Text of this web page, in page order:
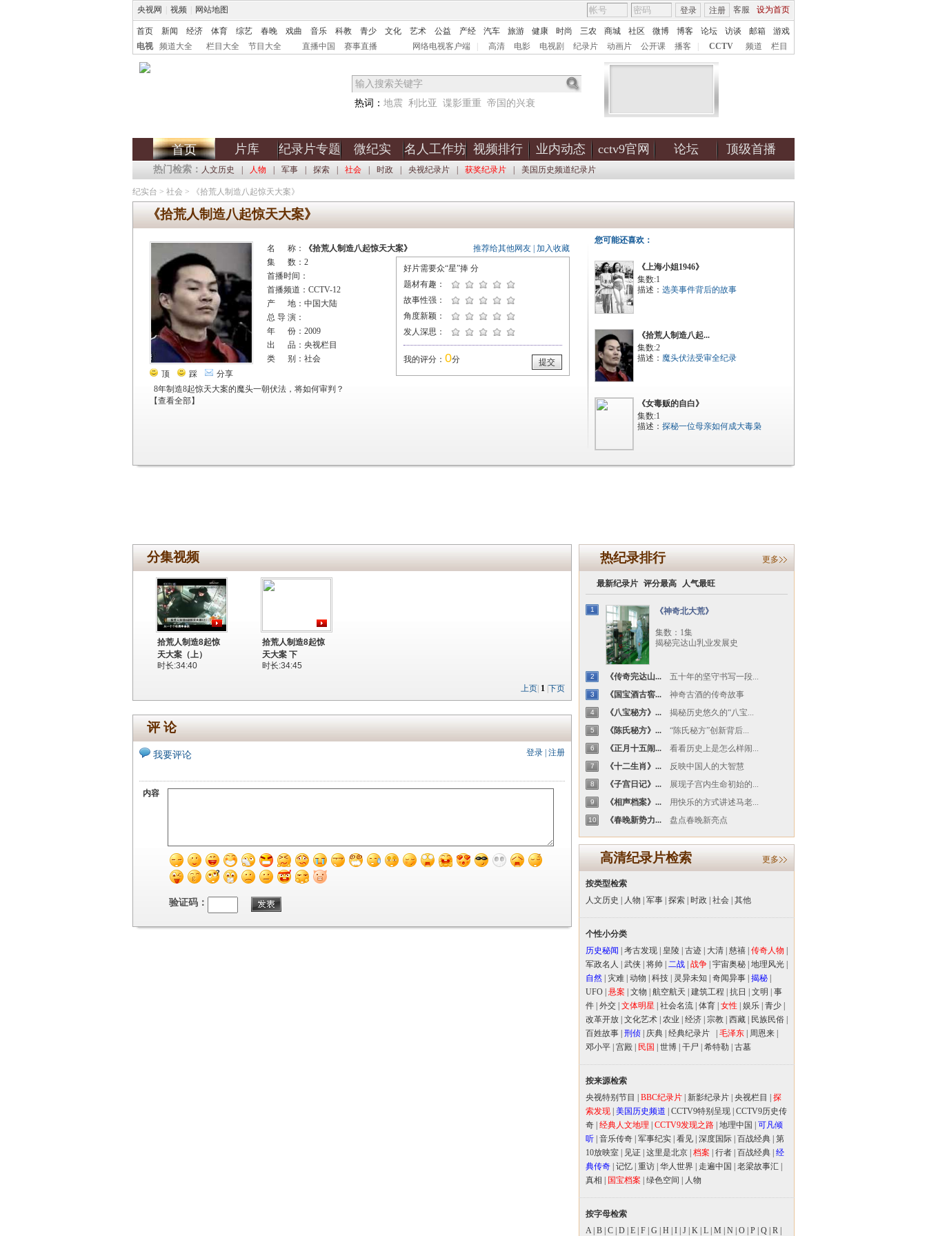
央视网 视频 网站地图 客服 设为首页
登录 注册
首页 新闻 经济 体育 综艺 春晚 戏曲 音乐 科教 青少 文化 艺术 公益 产经 汽车 旅游 健康 时尚 三农 商城 社区 微博 博客 论坛 访谈 邮箱
游戏
电视
频道大全 栏目大全 节目大全 直播中国 赛事直播 网络电视客户端 高清 电影 电视剧 纪录片 动画片 公开课 播客 CCTV 频道 栏目
热词： 地震 利比亚 谍影重重 帝国的兴衰
首页 片库 纪录片专题 微纪实 名人工作坊 视频排行 业内动态 cctv9官网 论坛 顶级首播
热门检索： 人文历史 人物 军事 探索 社会 时政 央视纪录片 获奖纪录片 美国历史频道纪录片
纪实台 > 社会 > 《拾荒人制造八起惊天大案》
《拾荒人制造八起惊天大案》
顶 踩 分享
名 称：
《拾荒人制造八起惊天大案》
集 数：2
首播时间：
首播频道：CCTV-12
产 地：中国大陆
总 导 演：
年 份：2009
出 品：央视栏目
类 别：社会
8年制造8起惊天大案的魔头一朝伏法，将如何审判？
【查看全部】
推荐给其他网友 加入收藏
好片需要众“星”捧 分
题材有趣：
故事性强：
角度新颖：
发人深思：
我的评分： 0分 提交
您可能还喜欢：
《上海小姐1946》
集数:1
描述： 选美事件背后的故事
《拾荒人制造八起...
集数:2
描述： 魔头伏法受审全纪录
《女毒贩的自白》
集数:1
描述： 探秘一位母亲如何成大毒枭
分集视频
拾荒人制造8起惊
天大案（上）
时长:34:40
拾荒人制造8起惊
天大案 下
时长:34:45
上页 1 下页
评 论
登录 注册
我要评论
内容
验证码：
热纪录排行 更多
最新纪录片 评分最高 人气最旺
1 《神奇北大荒》
集数：1集
揭秘完达山乳业发展史
2 《传奇完达山... 五十年的坚守书写一段...
3 《国宝酒古窖... 神奇古酒的传奇故事
4 《八宝秘方》... 揭秘历史悠久的“八宝...
5 《陈氏秘方》... “陈氏秘方”创新背后...
6 《正月十五闹... 看看历史上是怎么样闹...
7 《十二生肖》... 反映中国人的大智慧
8 《子宫日记》... 展现子宫内生命初始的...
9 《相声档案》... 用快乐的方式讲述马老...
10 《春晚新势力... 盘点春晚新亮点
高清纪录片检索 更多
按类型检索
人文历史
人物 军事 探索 时政 社会 其他
个性小分类
历史秘闻
考古发现 皇陵 古迹 大清 慈禧 传奇人物
军政名人
武侠 将帅 二战 战争 宇宙奥秘 地理风光
自然
灾难 动物 科技 灵异未知 奇闻异事 揭秘
UFO 悬案 文物 航空航天 建筑工程 抗日 文明
事
件 外交 文体明星 社会名流 体育 女性 娱乐 青少
改革开放 文化艺术 农业 经济 宗教 西藏 民族民俗
百姓故事 刑侦 庆典 经典纪录片 毛泽东 周恩来
邓小平 宫殿 民国 世博 干尸 希特勒 古墓
按来源检索
央视特别节目
BBC纪录片 新影纪录片 央视栏目
探
索发现 美国历史频道 CCTV9特别呈现 CCTV9历史传
奇 经典人文地理 CCTV9发现之路 地理中国
可凡倾
听 音乐传奇 军事纪实 看见 深度国际 百战经典 第
10放映室
见证 这里是北京 档案 行者 百战经典 经
典传奇 记忆 重访 华人世界 走遍中国 老梁故事汇
真相
国宝档案 绿色空间 人物
按字母检索
A| B C D E F G H I J K L M N O P Q R